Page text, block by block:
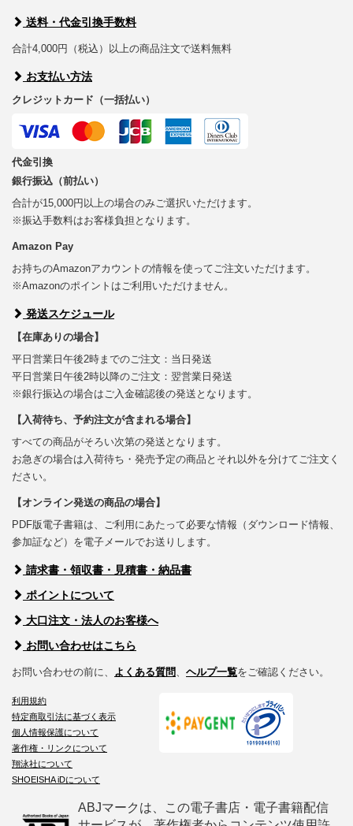
送料・代金引換手数料
合計4,000円（税込）以上の商品注文で送料無料
お支払い方法
クレジットカード（一括払い）
代金引換
銀行振込（前払い）
合計が15,000円以上の場合のみご選択いただけます。
※振込手数料はお客様負担となります。
Amazon Pay
お持ちのAmazonアカウントの情報を使ってご注文いただけます。
※Amazonのポイントはご利用いただけません。
発送スケジュール
【在庫ありの場合】
平日営業日午後2時までのご注文：当日発送
平日営業日午後2時以降のご注文：翌営業日発送
※銀行振込の場合はご入金確認後の発送となります。
【入荷待ち、予約注文が含まれる場合】
すべての商品がそろい次第の発送となります。
お急ぎの場合は入荷待ち・発売予定の商品とそれ以外を分けてご注文く
ださい。
【オンライン発送の商品の場合】
PDF版電子書籍は、ご利用にあたって必要な情報（ダウンロード情報、
参加証など）を電子メールでお送りします。
請求書・領収書・見積書・納品書
ポイントについて
大口注文・法人のお客様へ
お問い合わせはこちら
お問い合わせの前に、 よくある質問、 ヘルプ一覧をご確認ください。
利用規約
特定商取引法に基づく表示
個人情報保護について
著作権・リンクについて
翔泳社について
SHOEISHA iDについて
ABJマークは、この電子書店・電子書籍配信